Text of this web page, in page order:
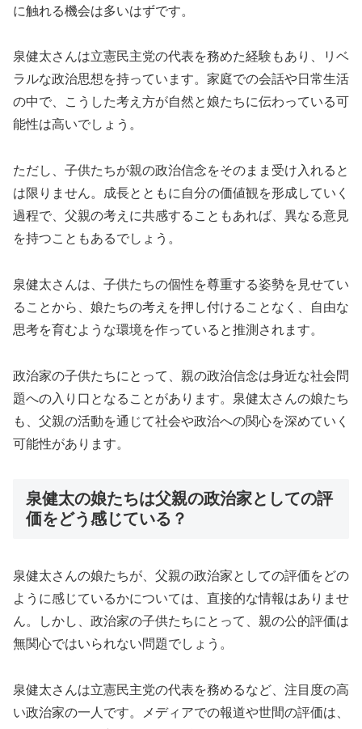
に触れる機会は多いはずです。
泉健太さんは立憲民主党の代表を務めた経験もあり、リベ
ラルな政治思想を持っています。家庭での会話や日常生活
の中で、こうした考え方が自然と娘たちに伝わっている可
能性は高いでしょう。
ただし、子供たちが親の政治信念をそのまま受け入れると
は限りません。成長とともに自分の価値観を形成していく
過程で、父親の考えに共感することもあれば、異なる意見
を持つこともあるでしょう。
泉健太さんは、子供たちの個性を尊重する姿勢を見せてい
ることから、娘たちの考えを押し付けることなく、自由な
思考を育むような環境を作っていると推測されます。
政治家の子供たちにとって、親の政治信念は身近な社会問
題への入り口となることがあります。泉健太さんの娘たち
も、父親の活動を通じて社会や政治への関心を深めていく
可能性があります。
泉健太の娘たちは父親の政治家としての評
価をどう感じている？
泉健太さんの娘たちが、父親の政治家としての評価をどの
ように感じているかについては、直接的な情報はありませ
ん。しかし、政治家の子供たちにとって、親の公的評価は
無関心ではいられない問題でしょう。
泉健太さんは立憲民主党の代表を務めるなど、注目度の高
い政治家の一人です。メディアでの報道や世間の評価は、